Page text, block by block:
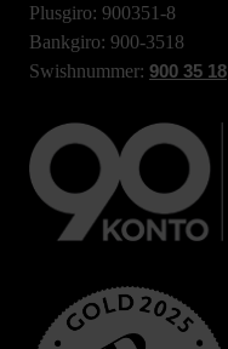
Plusgiro: 900351-8
Bankgiro: 900-3518
Swishnummer: 900 35 18